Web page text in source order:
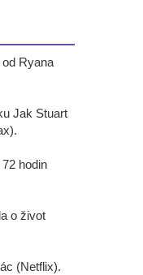
Ryana
Jak Stuart
hodin
o život
(Netflix).